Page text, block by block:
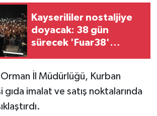
Kayserililer nostaljiye
doyacak: 38 gün
sürecek 'Fuar38'
Orman İl Müdürlüğü, Kurban
gıda imalat ve satış noktalarında